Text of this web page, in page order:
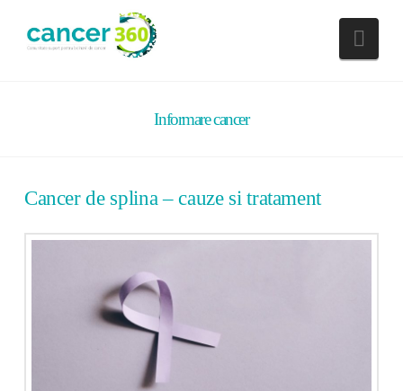
Informare cancer
Cancer de splina – cauze si tratament